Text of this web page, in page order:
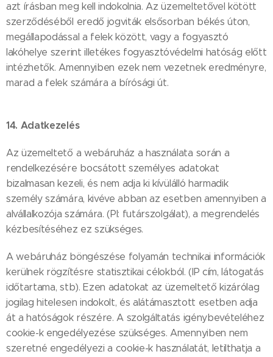
azt írásban meg kell indokolnia. Az üzemeltetővel kötött
szerződéséből eredő jogviták elsősorban békés úton,
megállapodással a felek között, vagy a fogyasztó
lakóhelye szerint illetékes fogyasztóvédelmi hatóság előtt
intézhetők. Amennyiben ezek nem vezetnek eredményre,
marad a felek számára a bírósági út.
14. Adatkezelés
Az üzemeltető a webáruház a használata során a
rendelkezésére bocsátott személyes adatokat
bizalmasan kezeli, és nem adja ki kívülálló harmadik
személy számára, kivéve abban az esetben amennyiben a
alvállalkozója számára. (Pl: futárszolgálat), a megrendelés
kézbesítéséhez ez szükséges.
A webáruház böngészése folyamán technikai információk
kerülnek rögzítésre statisztikai célokból. (IP cím, látogatás
időtartama, stb). Ezen adatokat az üzemeltető kizárólag
jogilag hitelesen indokolt, és alátámasztott esetben adja
át a hatóságok részére. A szolgáltatás igénybevételéhez
cookie-k engedélyezése szükséges. Amennyiben nem
szeretné engedélyezi a cookie-k használatát, letilthatja a